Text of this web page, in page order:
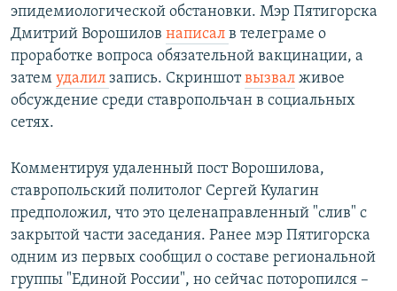
эпидемиологической обстановки. Мэр Пятигорска
Дмитрий Ворошилов написал в телеграме о
проработке вопроса обязательной вакцинации, а
затем удалил запись. Скриншотвызвал живое
обсуждение среди ставропольчан в социальных
сетях.
Комментируя удаленный пост Ворошилова,
ставропольский политолог Сергей Кулагин
предположил, что это целенаправленный "слив" с
закрытой части заседания. Ранее мэр Пятигорска
одним из первых сообщил о составе региональной
группы "Единой России", но сейчас поторопился –